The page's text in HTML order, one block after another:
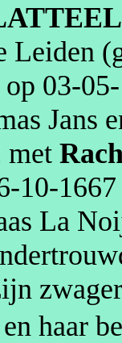
Leiden
Jans
met
La
en haar